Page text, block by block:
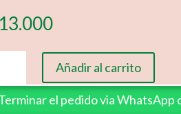
13.000
Añadir al carrito
el pedido via WhatsApp